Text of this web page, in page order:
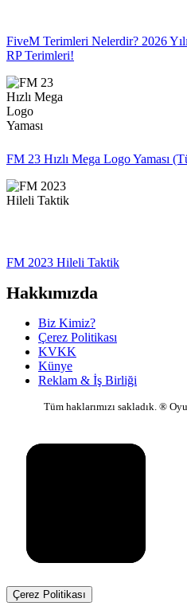
FiveM Terimleri Nelerdir? 2026
RP Terimleri!
FM 23 Hızlı Mega Logo Yaması
FM 2023 Hileli Taktik
Hakkımızda
Biz Kimiz?
Çerez Politikası
KVKK
Künye
Reklam & İş Birliği
Tüm haklarımızı sakladık. ®
Çerez Politikası